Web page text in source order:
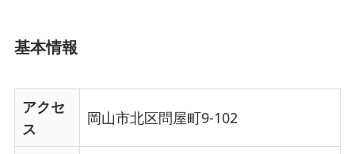
基本情報
アクセ
ス
岡山市北区問屋町9-102